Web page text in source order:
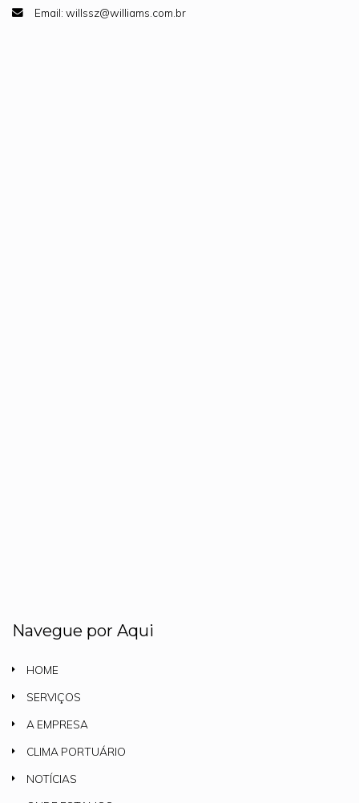
Email: willssz@williams.com.br
Navegue por Aqui
HOME
SERVIÇOS
A EMPRESA
CLIMA PORTUÁRIO
NOTÍCIAS